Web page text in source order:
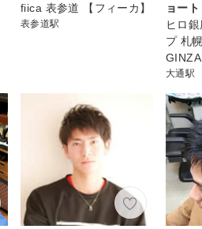
fiica 表参道 【フィーカ】
表参道駅
ョート
ヒロ
プ 札
GINZA
大通駅